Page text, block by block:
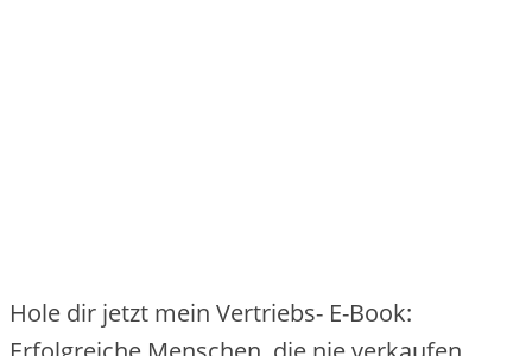
Hole dir jetzt mein Vertriebs- E-Book: